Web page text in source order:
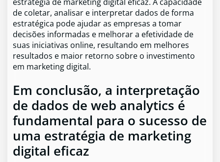
de coletar, analisar e interpretar dados de forma
estratégica pode ajudar as empresas a tomar
decisões informadas e melhorar a efetividade de
suas iniciativas online, resultando em melhores
resultados e maior retorno sobre o investimento
em marketing digital.
Em conclusão, a interpretação
de dados de web analytics é
fundamental para o sucesso de
uma estratégia de marketing
digital eficaz